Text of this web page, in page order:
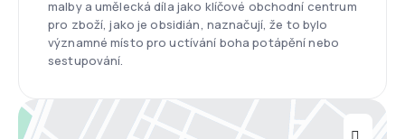
malby a umělecká díla jako klíčové obchodní centrum
pro zboží, jako je obsidián, naznačují, že to bylo
významné místo pro uctívání boha potápění nebo
sestupování.